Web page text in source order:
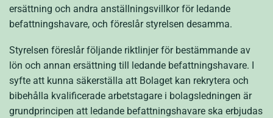
ersättning och andra anställningsvillkor för ledande
befattningshavare, och föreslår styrelsen desamma.
Styrelsen föreslår följande riktlinjer för bestämmande av
lön och annan ersättning till ledande befattningshavare. I
syfte att kunna säkerställa att Bolaget kan rekrytera och
bibehålla kvalificerade arbetstagare i bolagsledningen är
grundprincipen att ledande befattningshavare ska erbjudas